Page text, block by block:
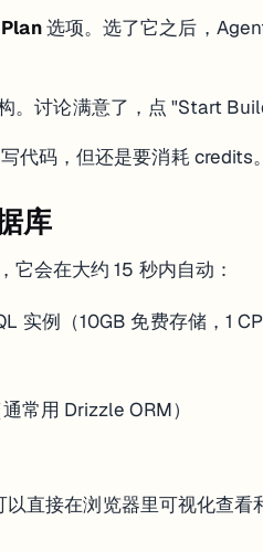
回退太多了还能再往前恢复，不会丢
options" 里勾选 "Database"
Plan选项。选了它之后，
。讨论满意了，点 "Start
代码，但还是要消耗 credits
库
它会在大约 15 秒内自动：
实例（10GB 免费存储，1
常用 Drizzle ORM）
以直接在浏览器里可视化查